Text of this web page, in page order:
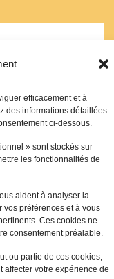
efficacement et à
des informations détaillées
ci-dessous.
» sont stockés sur
les fonctionnalités de
aident à analyser la
vos préférences et à vous
Ces cookies ne
consentement préalable.
ou partie de ces cookies,
affecter votre expérience de
des cookies ⋅